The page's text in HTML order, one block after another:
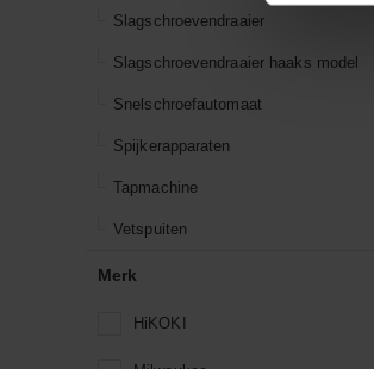
Slagschroevendraaier
Slagschroevendraaier haaks model
Snelschroefautomaat
Spijkerapparaten
Tapmachine
Vetspuiten
Merk
HiKOKI